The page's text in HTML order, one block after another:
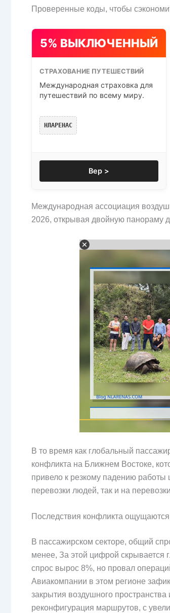
Проверенные коды, чтобы
5% ВЫКЛЮЧЕННЫЙ
СТРАХОВАНИЕ ПУТЕШЕСТВИЙ
Международная страховка для
путешествий по всему миру.
НЛАРЕНАС
Вер >
Международная ассоциация
2026, открывая двойную панораму
В то время как глобальный
конфликта на Ближнем Востоке,
привело к резкому падению работы
перевозки людей, так и на
Последствия конфликта
В пассажирском секторе, общий
менее, За этой цифрой скрывается
спрос вырос 8%, но провал
Авиакомпании в этом регионе
закрытия воздушного пространства
реконфигурация маршрутов, с